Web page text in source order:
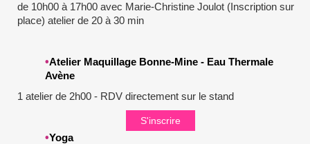
de 10h00 à 17h00 avec Marie-Christine Joulot (Inscription sur
place) atelier de 20 à 30 min
•Atelier Maquillage Bonne-Mine - Eau Thermale
Avène
1 atelier de 2h00 - RDV directement sur le stand
S'inscrire
•Yoga